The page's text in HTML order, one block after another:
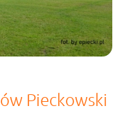
Pieckowski